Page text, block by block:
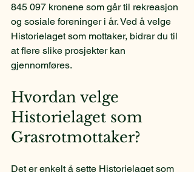
845 097 kronene som går til rekreasjon
og sosiale foreninger i år. Ved å velge
Historielaget som mottaker, bidrar du til
at flere slike prosjekter kan
gjennomføres.
Hvordan velge
Historielaget som
Grasrotmottaker?
Det er enkelt å sette Historielaget som